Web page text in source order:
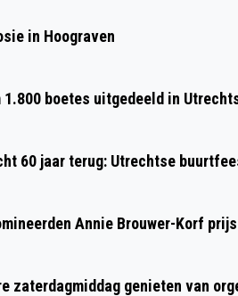
BRENGEN
THEMA’S TOT
EXPO ‘BEYOND THE
in Hoograven
1.800 boetes uitgedeeld in
60 jaar terug: Utrechtse
Annie Brouwer-Korf
zaterdagmiddag genieten van